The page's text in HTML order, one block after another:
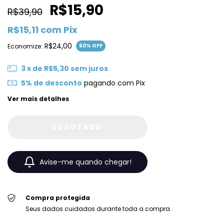
R$39,90 R$15,90
R$15,11 com Pix
Economize: R$24,00 60% OFF
3x de R$5,30 sem juros
5% de desconto pagando com Pix
Ver mais detalhes
Avise-me quando chegar!
Compra protegida
Seus dados cuidados durante toda a compra.